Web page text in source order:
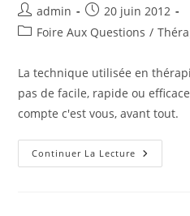
Auteur/autrice
de
admin
Publication
publiée :
20 juin 2012
PostFoire Aux Questions /
La technique utilisée en
pas de facile, rapide ou
compte c'est vous, avant tout.
Continuer La Lecture Thérapie
Facile,